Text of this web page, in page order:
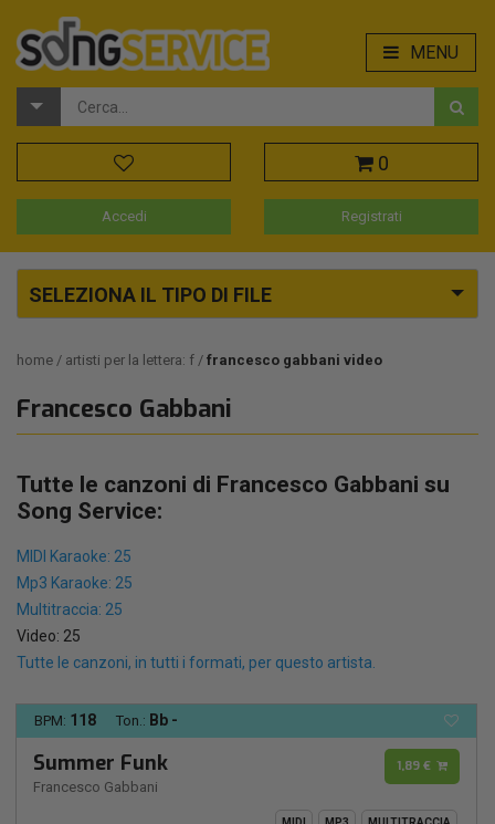
MENU
0
Accedi Registrati
SELEZIONA IL TIPO DI FILE
home artisti per la lettera: f francesco gabbani video
Francesco Gabbani
Tutte le canzoni di Francesco Gabbani su
Song Service:
MIDI Karaoke: 25
Mp3 Karaoke: 25
Multitraccia: 25
Video: 25
Tutte le canzoni, in tutti i formati, per questo artista.
BPM: 118 Ton.: Bb -
Summer Funk
Francesco Gabbani
1,89 €